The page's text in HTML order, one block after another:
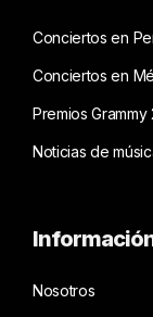
Conciertos en
Conciertos en
Premios Grammy
Noticias de
Nosotros